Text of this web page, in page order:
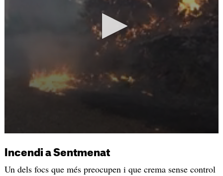
Incendi a Sentmenat
Un dels focs que més preocupen i que crema sense control